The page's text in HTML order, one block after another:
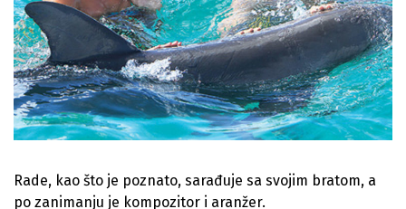
Rade, kao što je poznato, sarađuje sa svojim bratom, a
po zanimanju je kompozitor i aranžer.